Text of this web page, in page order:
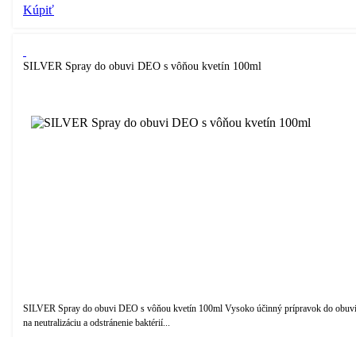
Kúpiť
SILVER Spray do obuvi DEO s vôňou kvetín 100ml
SILVER Spray do obuvi DEO s vôňou kvetín 100ml Vysoko účinný prípravok do obuvi
na neutralizáciu a odstránenie baktérií...